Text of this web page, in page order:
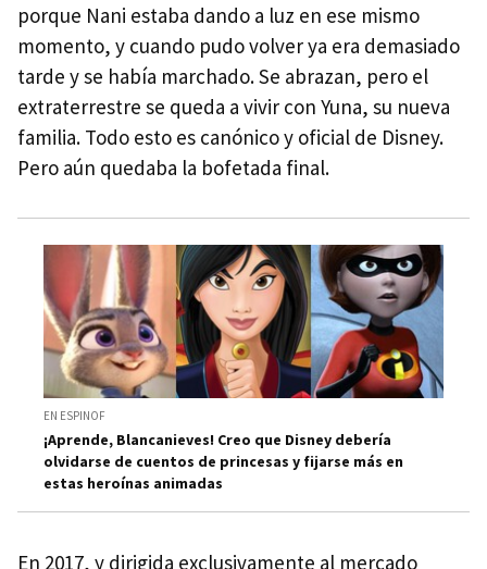
porque Nani estaba dando a luz en ese mismo
momento, y cuando pudo volver ya era demasiado
tarde y se había marchado. Se abrazan, pero el
extraterrestre se queda a vivir con Yuna, su nueva
familia. Todo esto es canónico y oficial de Disney.
Pero aún quedaba la bofetada final.
EN ESPINOF
¡Aprende, Blancanieves! Creo que Disney debería
olvidarse de cuentos de princesas y fijarse más en
estas heroínas animadas
En 2017, y dirigida exclusivamente al mercado